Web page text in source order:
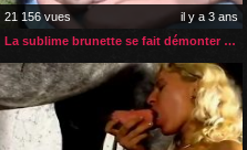
21 156 vues
il y a 3 ans
La sublime brunette se fait démonter la chatte par son cheval